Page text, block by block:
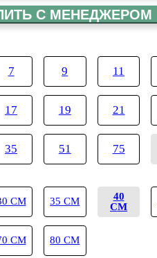
С МЕНЕДЖЕРОМ
7 9 11
17 19 21
35 51 75
СМ 35 СМ
40
СМ
СМ 80 СМ